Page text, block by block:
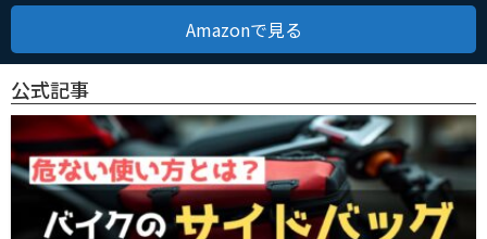
Amazonで見る
公式記事